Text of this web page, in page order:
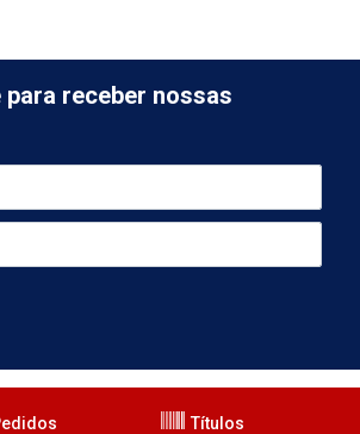
receber nossas
Títulos